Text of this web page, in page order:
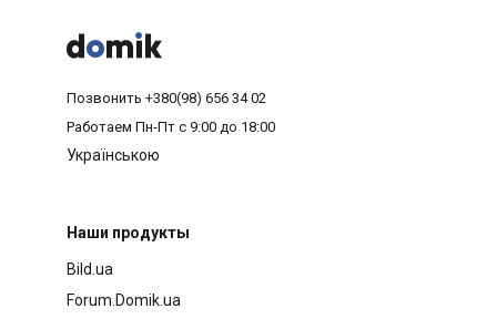



Позвонить +380(98) 656 34 02
Работаем Пн-Пт с 9:00 до 18:00
Українською
Наши продукты
Bild.ua
Forum.Domik.ua